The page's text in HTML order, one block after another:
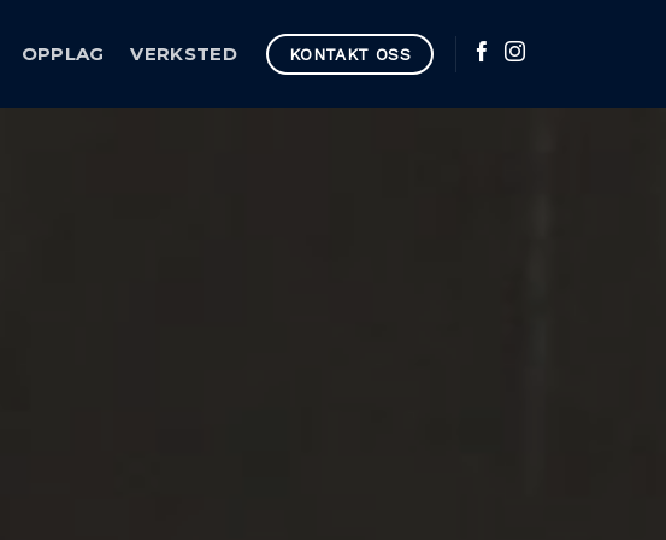
OPPLAG VERKSTED KONTAKT OSS